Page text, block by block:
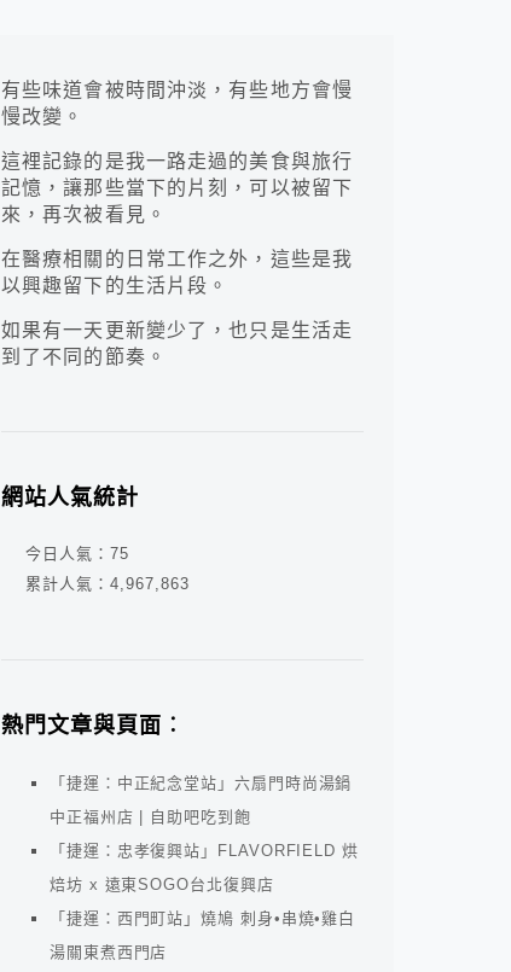
有些味道會被時間沖淡，有些地方會慢
慢改變。
這裡記錄的是我一路走過的美食與旅行
記憶，讓那些當下的片刻，可以被留下
來，再次被看見。
在醫療相關的日常工作之外，這些是我
以興趣留下的生活片段。
如果有一天更新變少了，也只是生活走
到了不同的節奏。
網站人氣統計
今日人氣： 75
累計人氣： 4,967,863
熱門文章與頁面︰
「捷運：中正紀念堂站」六扇門時尚湯鍋
中正福州店 | 自助吧吃到飽
「捷運：忠孝復興站」FLAVORFIELD 烘
焙坊 x 遠東SOGO台北復興店
「捷運：西門町站」燒鳩 刺身•串燒•雞白
湯關東煮西門店